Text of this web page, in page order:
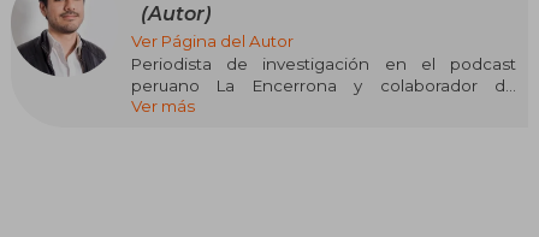
(Autor)
Ver Página del Autor
Periodista de investigación en el podcast
peruano La Encerrona y colaborador de
publicaciones internacionales como el
Ver más